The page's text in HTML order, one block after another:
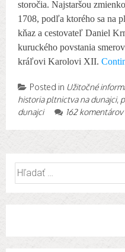
storočia. Najstaršou
1708, podľa ktorého sa na
kňaz a cestovateľ Daniel
kuruckého povstania
kráľovi Karolovi XII.
Posted in Užitočné
historia pltnictva na dunajci,
dunajci
162 komentárov
Hľadať: